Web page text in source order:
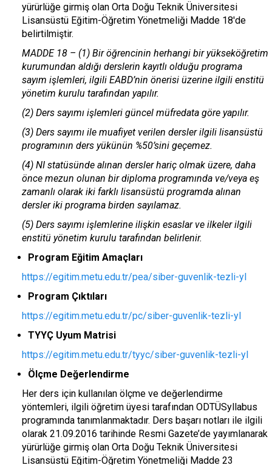
yürürlüğe girmiş olan Orta Doğu Teknik Üniversitesi
Lisansüstü Eğitim-Öğretim Yönetmeliği Madde 18'de
belirtilmiştir.
MADDE 18 – (1) Bir öğrencinin herhangi bir yükseköğretim
kurumundan aldığı derslerin kayıtlı olduğu programa
sayım işlemleri, ilgili EABD’nin önerisi üzerine ilgili enstitü
yönetim kurulu tarafından yapılır.
(2) Ders sayımı işlemleri güncel müfredata göre yapılır.
(3) Ders sayımı ile muafiyet verilen dersler ilgili lisansüstü
programının ders yükünün %50’sini geçemez.
(4) NI statüsünde alınan dersler hariç olmak üzere, daha
önce mezun olunan bir diploma programında ve/veya eş
zamanlı olarak iki farklı lisansüstü programda alınan
dersler iki programa birden sayılamaz.
(5) Ders sayımı işlemlerine ilişkin esaslar ve ilkeler ilgili
enstitü yönetim kurulu tarafından belirlenir.
Program Eğitim Amaçları
https://egitim.metu.edu.tr/pea/siber-guvenlik-tezli-yl
Program Çıktıları
https://egitim.metu.edu.tr/pc/siber-guvenlik-tezli-yl
TYYÇ Uyum Matrisi
https://egitim.metu.edu.tr/tyyc/siber-guvenlik-tezli-yl
Ölçme Değerlendirme
Her ders için kullanılan ölçme ve değerlendirme
yöntemleri, ilgili öğretim üyesi tarafından ODTÜSyllabus
programında tanımlanmaktadır. Ders başarı notları ile ilgili
olarak 21.09.2016 tarihinde Resmi Gazete’de yayımlanarak
yürürlüğe girmiş olan Orta Doğu Teknik Üniversitesi
Lisansüstü Eğitim-Öğretim Yönetmeliği Madde 23